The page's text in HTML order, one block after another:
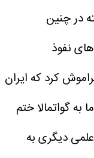
در چنین
نفوذ
کرد که ایران
به گواتمالا ختم
دیگری به